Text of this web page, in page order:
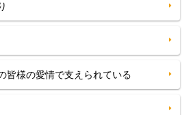
皆様の愛情で支えられている